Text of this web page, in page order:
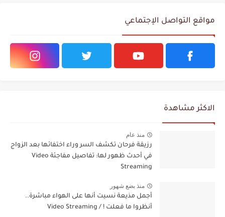
مواقع التواصل الإجتماعي
الاكثر مشاهدة
منذ عام
رزيقة فرحان تكشف السر وراء اختفائها بعد الزواج
في أحدث ظهور لها: تفاصيل مفاجئة Video
Streaming
منذ بضع شهور
أجمل مذيعة نسيت أنها على الهواء مباشرة..
أنظروا ما فعلت ! / Video Streaming